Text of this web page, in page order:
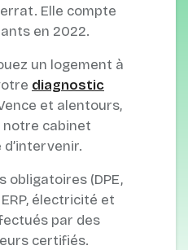
Elle compte
en 2022.
un logement à
diagnostic
et alentours,
notre cabinet
d’intervenir.
obligatoires (DPE,
électricité et
par des
certifiés.